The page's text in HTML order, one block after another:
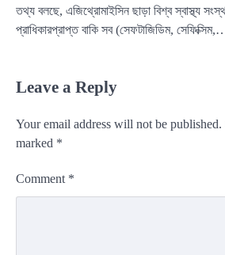
তথ্য বলছে, এজিথ্রোমাইসিন ছাড়া বিশ্ব স্বাস্থ্য
প্রাধিকারপ্রাপ্ত বাকি সব (সেফটাজিডিম,
Leave a Reply
Your email address will not be published.
marked *
Comment *